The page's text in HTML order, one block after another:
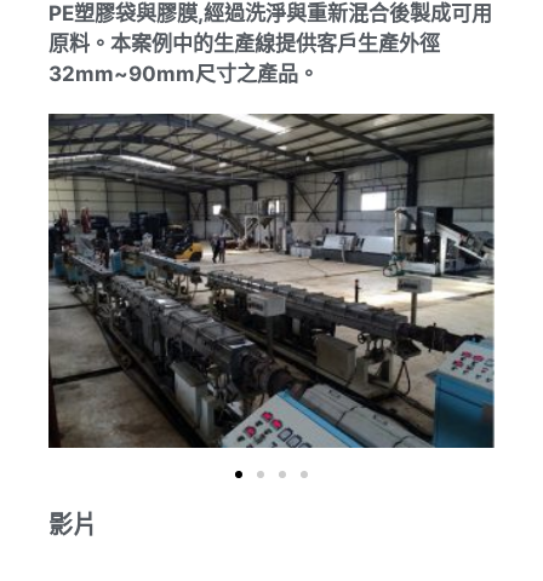
PE塑膠袋與膠膜,經過洗淨與重新混合後製成可用
原料。本案例中的生產線提供客戶生產外徑
32mm~90mm尺寸之產品。
影片